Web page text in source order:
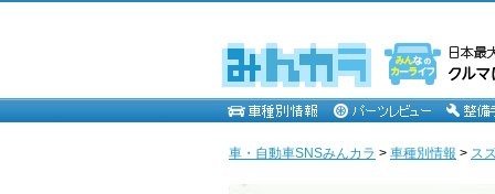
車・自動車SNSみんカラ > 車種別情報 > ス